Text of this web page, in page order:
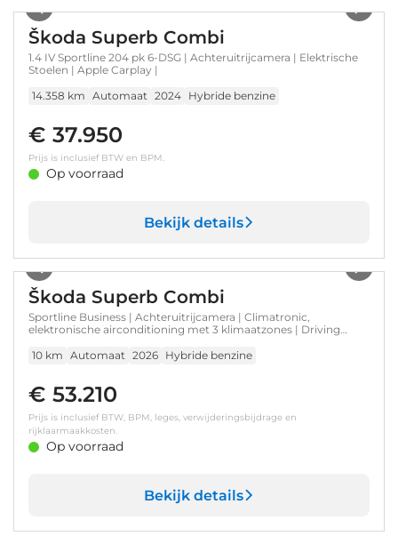
Škoda Superb Combi
1.4 IV Sportline 204 pk 6-DSG | Achteruitrijcamera | Elektrische
Stoelen | Apple Carplay |
14.358 km Automaat 2024 Hybride benzine
€ 37.950
Prijs is inclusief BTW en BPM.
Op voorraad
Bekijk details
Škoda Superb Combi
Sportline Business | Achteruitrijcamera | Climatronic,
elektronische airconditioning met 3 klimaatzones | Driving
10 km Automaat 2026 Hybride benzine
€ 53.210
Prijs is inclusief BTW, BPM, leges, verwijderingsbijdrage en
rijklaarmaakkosten.
Op voorraad
Bekijk details